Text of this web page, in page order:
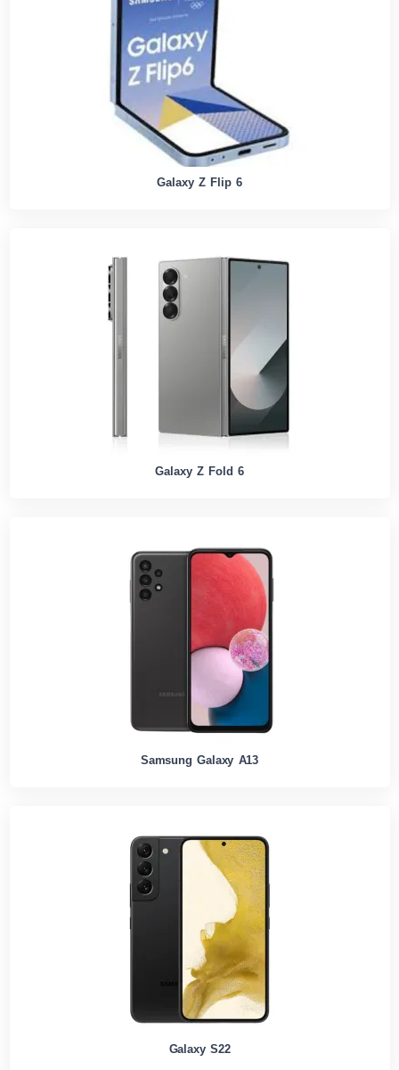
Galaxy Z Flip 6
Galaxy Z Fold 6
Samsung Galaxy A13
Galaxy S22